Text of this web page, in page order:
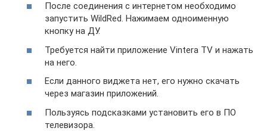
После соединения с интернетом необходимо
запустить WildRed. Нажимаем одноименную
кнопку на ДУ.
Требуется найти приложение Vintera TV и нажать
на него.
Если данного виджета нет, его нужно скачать
через магазин приложений.
Пользуясь подсказками установить его в ПО
телевизора.